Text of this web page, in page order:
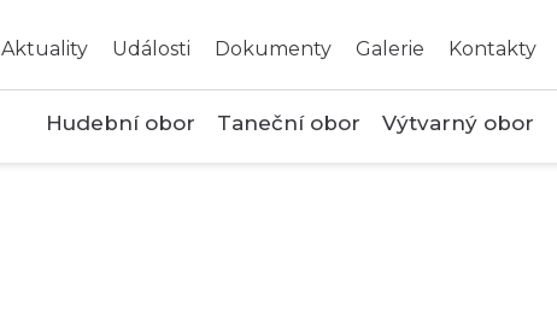
Aktuality Události Dokumenty Galerie Kontakty
Hudební obor Taneční obor Výtvarný obor